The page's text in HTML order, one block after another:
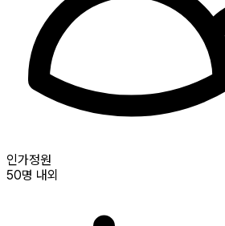
인가정원
50명 내외